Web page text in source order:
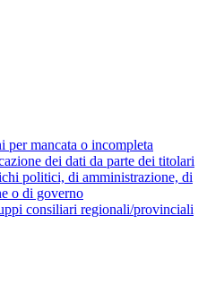
per mancata o incompleta
dei dati da parte dei titolari
politici, di amministrazione, di
o di governo
consiliari regionali/provinciali